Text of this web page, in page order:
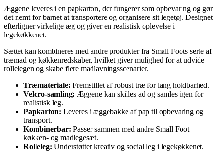
Æggene leveres i en papkarton, der fungerer som opbevaring og gør
det nemt for barnet at transportere og organisere sit legetøj. Designet
efterligner virkelige æg og giver en realistisk oplevelse i
legekøkkenet.
Sættet kan kombineres med andre produkter fra Small Foots serie af
træmad og køkkenredskaber, hvilket giver mulighed for at udvide
rollelegen og skabe flere madlavningsscenarier.
Træmateriale: Fremstillet af robust træ for lang holdbarhed.
Velcro-samling: Æggene kan skilles ad og samles igen for
realistisk leg.
Papkarton: Leveres i æggebakke af pap til opbevaring og
transport.
Kombinerbar: Passer sammen med andre Small Foot
køkken- og madlegesæt.
Rolleleg: Understøtter kreativ og social leg i legekøkkenet.